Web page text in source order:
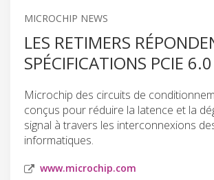
MICROCHIP NEWS
LES RETIMERS
SPÉCIFICATIONS PCIE 6.0
Microchip des circuits de
conçus pour réduire la latence et la
signal à travers les interconnexions
informatiques.
www.microchip.com